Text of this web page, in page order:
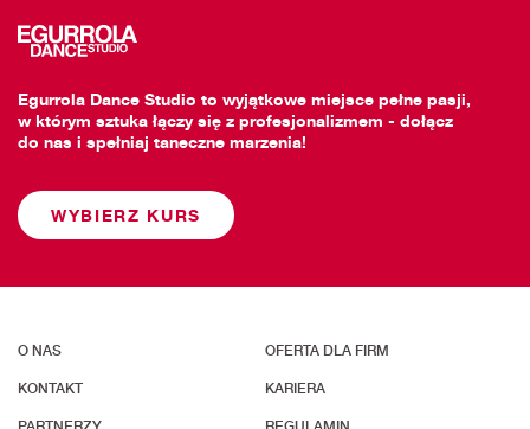
Egurrola Dance Studio to wyjątkowe miejsce pełne pasji,
w którym sztuka łączy się z profesjonalizmem - dołącz
do nas i spełniaj taneczne marzenia!
WYBIERZ KURS
O NAS OFERTA DLA FIRM
KONTAKT KARIERA